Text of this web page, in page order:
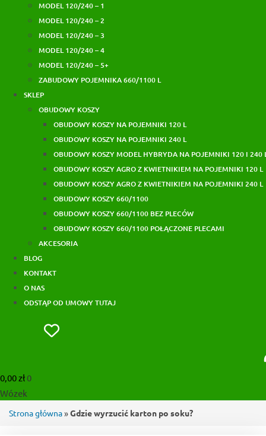
MODEL 120/240 – 1
MODEL 120/240 – 2
MODEL 120/240 – 3
MODEL 120/240 – 4
MODEL 120/240 – 5+
ZABUDOWY POJEMNIKA 660/1100 L
SKLEP
OBUDOWY KOSZY
OBUDOWY KOSZY NA POJEMNIKI 120 L
OBUDOWY KOSZY NA POJEMNIKI 240 L
OBUDOWY KOSZY MODEL HYBRYDA NA POJEMNIKI 120 I 240
OBUDOWY KOSZY AGRO Z KWIETNIKIEM NA POJEMNIKI 120 L
OBUDOWY KOSZY AGRO Z KWIETNIKIEM NA POJEMNIKI 240 L
OBUDOWY KOSZY 660/1100
OBUDOWY KOSZY 660/1100 BEZ PLECÓW
OBUDOWY KOSZY 660/1100 POŁĄCZONE PLECAMI
AKCESORIA
BLOG
KONTAKT
O NAS
ODSTĄP OD UMOWY TUTAJ
0,00zł0
Wózek
Strona główna»Gdzie wyrzucić karton po soku?